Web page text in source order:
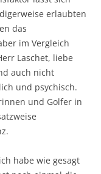
erlaubten
das
im Vergleich
Laschet, liebe
auch nicht
und psychisch.
und Golfer in
habe wie gesagt